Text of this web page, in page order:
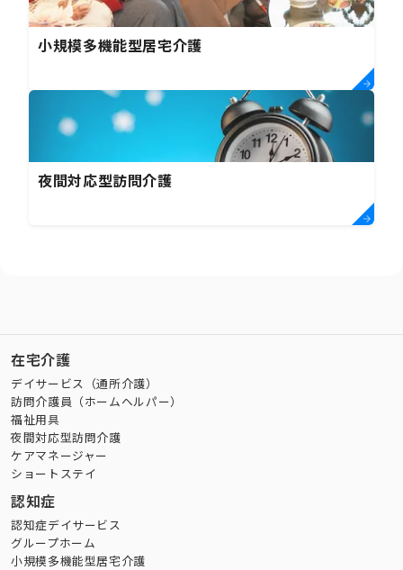
小規模多機能型居宅介護
夜間対応型訪問介護
在宅介護
デイサービス（通所介護）
訪問介護員（ホームヘルパー）
福祉用具
夜間対応型訪問介護
ケアマネージャー
ショートステイ
認知症
認知症デイサービス
グループホーム
小規模多機能型居宅介護